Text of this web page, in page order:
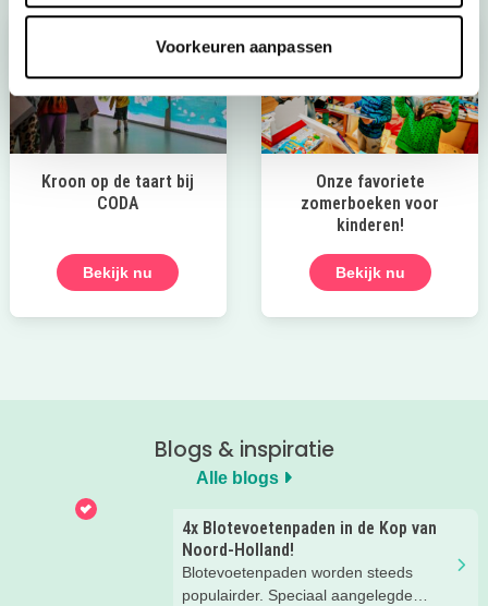
Voorkeuren aanpassen
Kroon op de taart bij
CODA
Bekijk nu
Onze favoriete
zomerboeken voor
kinderen!
Bekijk nu
Blogs & inspiratie
Alle blogs
4x Blotevoetenpaden in de Kop van
Noord-Holland!
Blotevoetenpaden worden steeds
populairder. Speciaal aangelegde